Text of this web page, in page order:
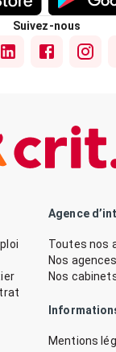
Suivez-nous
Agence
Toutes nos
Nos
Nos
Mentions